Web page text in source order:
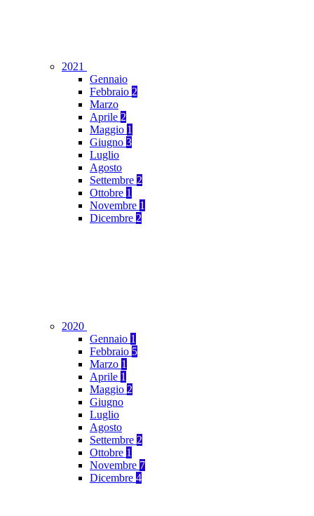
2021
Gennaio
Febbraio 2
Marzo
Aprile 2
Maggio 1
Giugno 3
Luglio
Agosto
Settembre 2
Ottobre 1
Novembre 1
Dicembre 2
2020
Gennaio 1
Febbraio 5
Marzo 1
Aprile 1
Maggio 2
Giugno
Luglio
Agosto
Settembre 2
Ottobre 1
Novembre 7
Dicembre 4